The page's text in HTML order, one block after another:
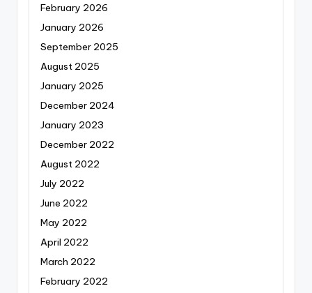
February 2026
January 2026
September 2025
August 2025
January 2025
December 2024
January 2023
December 2022
August 2022
July 2022
June 2022
May 2022
April 2022
March 2022
February 2022